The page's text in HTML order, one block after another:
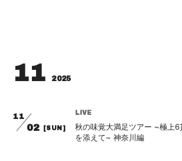
11 2025
11
02 [SUN]
LIVE
秋の味覚大満足ツアー ~極上6
を添えて~ 神奈川編